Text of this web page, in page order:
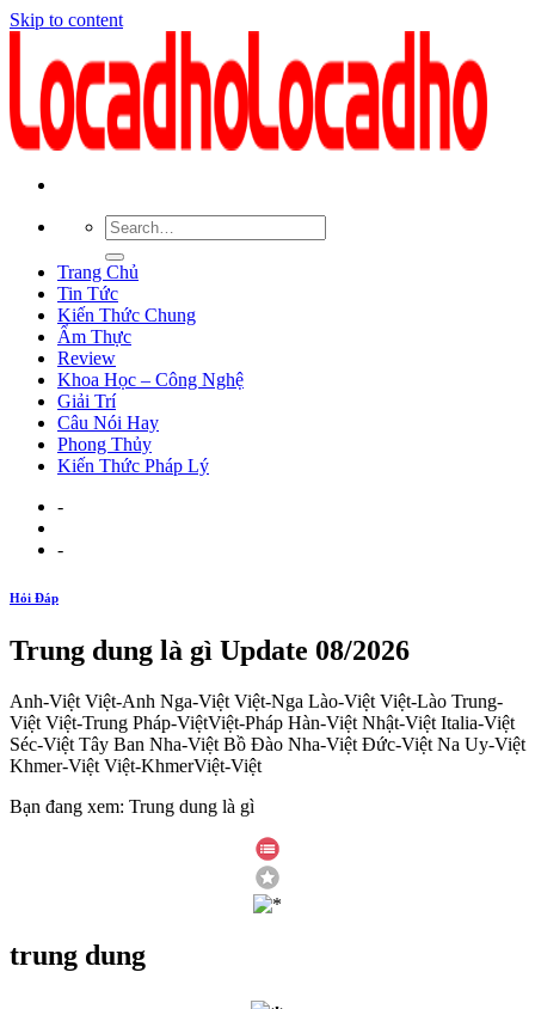
Skip to content
Trang Chủ
Tin Tức
Kiến Thức Chung
Ẩm Thực
Review
Khoa Học – Công Nghệ
Giải Trí
Câu Nói Hay
Phong Thủy
Kiến Thức Pháp Lý
-
-
Hỏi Đáp
Trung dung là gì Update 08/2026
Anh-Việt Việt-Anh Nga-Việt Việt-Nga Lào-Việt Việt-Lào Trung-
Việt Việt-Trung Pháp-ViệtViệt-Pháp Hàn-Việt Nhật-Việt Italia-Việt
Séc-Việt Tây Ban Nha-Việt Bồ Đào Nha-Việt Đức-Việt Na Uy-Việt
Khmer-Việt Việt-KhmerViệt-Việt
Bạn đang xem: Trung dung là gì
trung dung